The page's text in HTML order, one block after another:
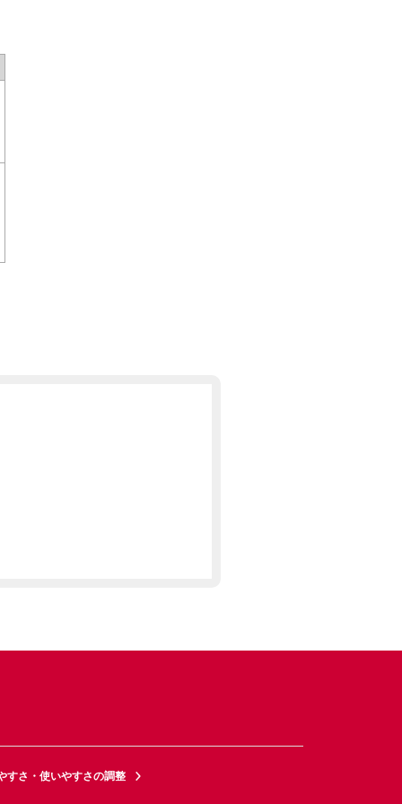
すさ・使いやすさの調整